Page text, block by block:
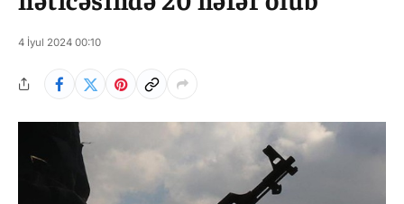
4 İyul 2024 00:10